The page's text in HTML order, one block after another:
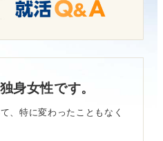
身女性です。
、特に変わったこともなく